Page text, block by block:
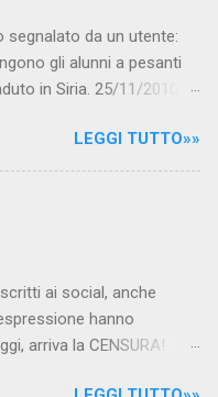
segnalato da un utente:
gli alunni a pesanti
in Siria. 25/11/2010
è interessato al caso,
l'ambasciata siriana,
è emerso che il
. staff
su Facebook
LEGGI TUTTO»»
ai social, anche
hanno
arriva la CENSURA!